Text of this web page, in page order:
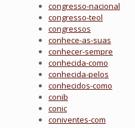
congresso-nacional
congresso-teol
congressos
conhece-as-suas
conhecer-sempre
conhecida-como
conhecida-pelos
conhecidos-como
conib
conic
coniventes-com